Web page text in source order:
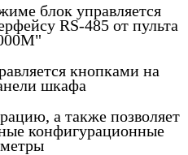
блок управляется
RS-485 от пульта
кнопками на
шкафа
а также позволяет
конфигурационные